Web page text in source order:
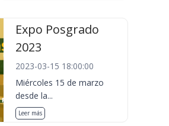
Expo Posgrado
2023
2023-03-15 18:00:00
Miércoles 15 de marzo
desde la...
Leer más